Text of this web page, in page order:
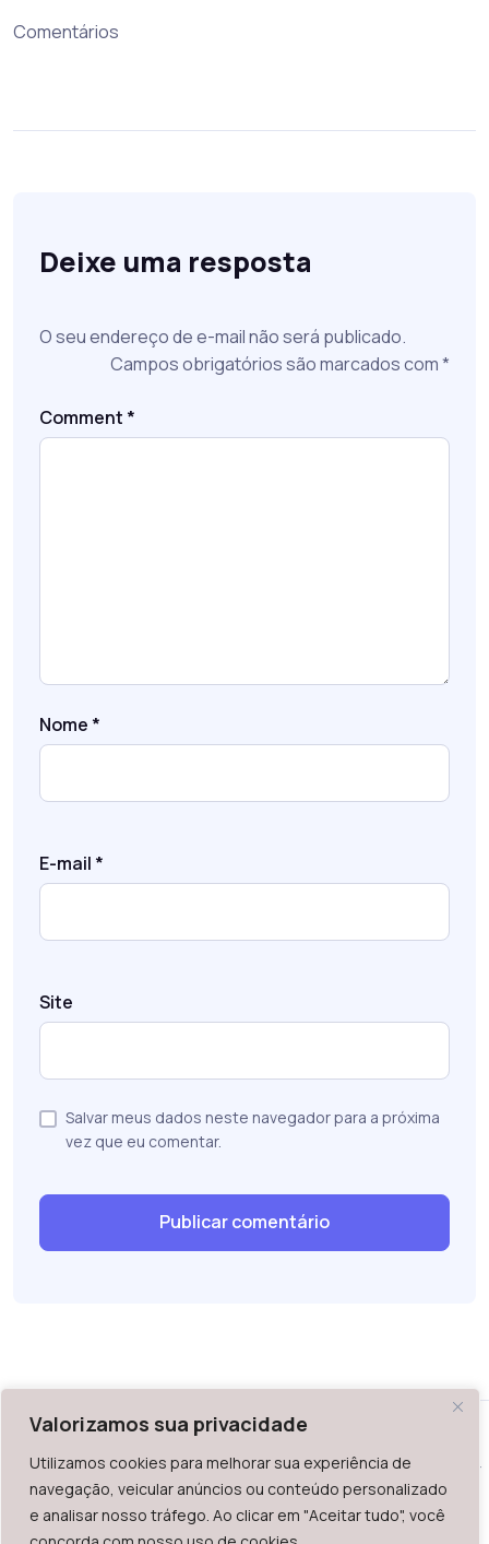
Valorizamos sua privacidade
Utilizamos cookies para melhorar sua experiência de
navegação, veicular anúncios ou conteúdo personalizado
e analisar nosso tráfego. Ao clicar em "Aceitar tudo", você
Comentários
Deixe uma resposta
O seu endereço de e-mail não será publicado.
Campos obrigatórios são marcados com*
Comment *
Nome *
E-mail *
Site
Salvar meus dados neste navegador para a próxima
vez que eu comentar.
WAZ - Av. do Contorno 2939, lojas 1 a 7, Belo Horizonte, MG -
Brasil. CEP: 30.110-013
Telefone: +55 (31) 2126-6666 | CNPJ: 06.036.939/0001-92